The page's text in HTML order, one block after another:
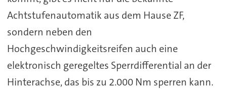
Achtstufenautomatik aus dem Hause ZF,
sondern neben den
Hochgeschwindigkeitsreifen auch eine
elektronisch geregeltes Sperrdifferential an der
Hinterachse, das bis zu 2.000 Nm sperren kann.